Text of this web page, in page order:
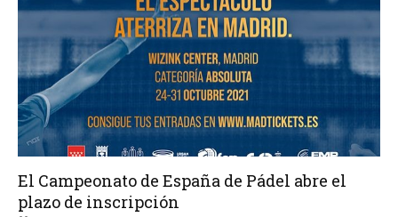
El Campeonato de España de Pádel abre el
plazo de inscripción